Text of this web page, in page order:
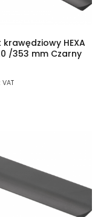
krawędziowy HEXA
/353 mm Czarny
VAT